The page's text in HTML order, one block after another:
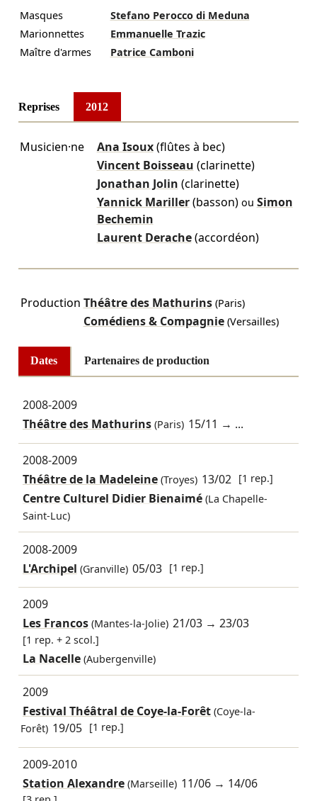
Masques
Stefano Perocco di Meduna
Marionnettes
Emmanuelle Trazic
Maître d'armes
Patrice Camboni
Reprises 2012
Musicien·ne Ana Isoux (flûtes à bec)
Vincent Boisseau (clarinette)
Jonathan Jolin (clarinette)
Yannick Mariller (basson) ou Simon
Bechemin
Laurent Derache (accordéon)
Production Théâtre des Mathurins(Paris)
Comédiens & Compagnie(Versailles)
Dates Partenaires de production
2008-2009
Théâtre des Mathurins(Paris) 15/11 → ...
2008-2009
Théâtre de la Madeleine(Troyes) 13/02 [1 rep.]
Centre Culturel Didier Bienaimé (La Chapelle-
Saint-Luc)
2008-2009
L'Archipel (Granville) 05/03 [1 rep.]
2009
Les Francos(Mantes-la-Jolie) 21/03 →23/03
[1 rep. + 2 scol.]
La Nacelle (Aubergenville)
2009
Festival Théâtral de Coye-la-Forêt(Coye-la-
Forêt) 19/05 [1 rep.]
2009-2010
Station Alexandre(Marseille) 11/06 → 14/06